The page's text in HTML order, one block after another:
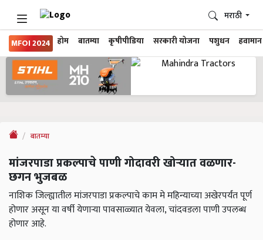
MFOI 2024 होम बातम्या कृषीपीडिया सरकारी योजना पशुधन हवामान
मराठी
बातम्या
मांजरपाडा प्रकल्पाचे पाणी गोदावरी खोऱ्यात वळणार-
छगन भुजबळ
नाशिक जिल्ह्यातील मांजरपाडा प्रकल्पाचे काम मे महिन्याच्या अखेरपर्यंत पूर्ण
होणार असून या वर्षी येणाऱ्या पावसाळ्यात येवला, चांदवडला पाणी उपलब्ध
होणार आहे.